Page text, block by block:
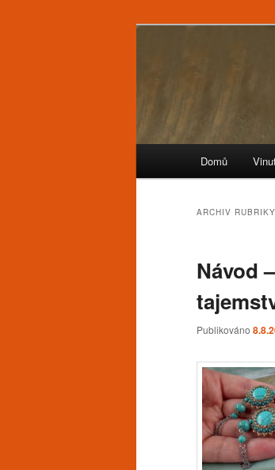
Připravujeme
Přejít
obsahu
webu
Přejít
postranního
panelu
Domů
ARCHIV
Návod
Publikováno